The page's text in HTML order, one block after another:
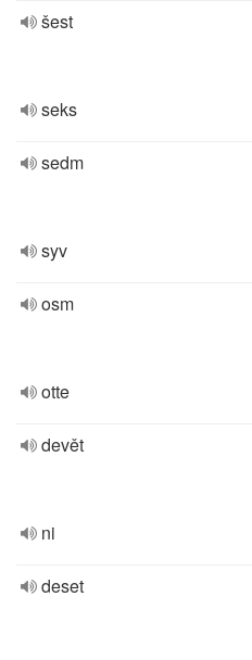
šest
seks
sedm
syv
osm
otte
devět
ni
deset